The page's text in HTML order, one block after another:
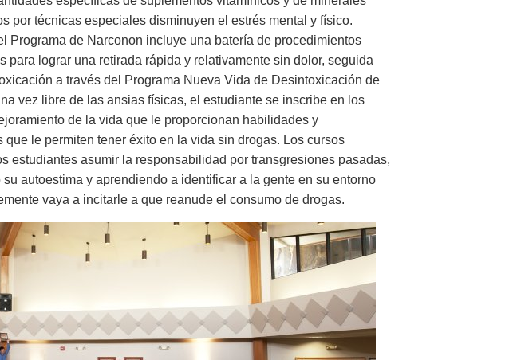
por técnicas especiales disminuyen el estrés mental y físico.
Programa de Narconon incluye una batería de procedimientos
para lograr una retirada rápida y relativamente sin dolor, seguida
a través del Programa Nueva Vida de Desintoxicación de
vez libre de las ansias físicas, el estudiante se inscribe en los
de la vida que le proporcionan habilidades y
que le permiten tener éxito en la vida sin drogas. Los cursos
estudiantes asumir la responsabilidad por transgresiones pasadas,
su autoestima y aprendiendo a identificar a la gente en su entorno
vaya a incitarle a que reanude el consumo de drogas.